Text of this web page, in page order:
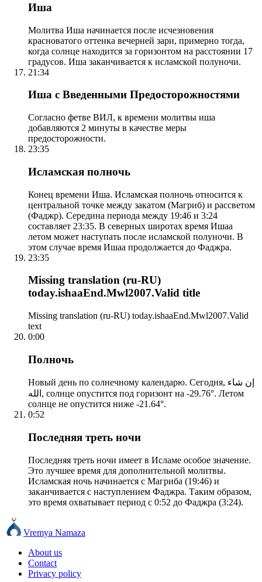
Иша
Молитва Иша начинается после исчезновения
красноватого оттенка вечерней зари, примерно тогда,
когда солнце находится за горизонтом на расстоянии 17
градусов. Иша заканчивается к исламской полуночи.
21:34
Иша с Введенными Предосторожностями
Согласно фетве ВИЛ, к времени молитвы иша
добавляются 2 минуты в качестве меры
предосторожности.
23:35
Исламская полночь
Конец времени Иша. Исламская полночь относится к
центральной точке между закатом (Магриб) и рассветом
(Фаджр). Середина периода между 19:46 и 3:24
составляет 23:35. В северных широтах время Ишаа
летом может наступать после исламской полуночи. В
этом случае время Ишаа продолжается до Фаджра.
23:35
Missing translation (ru-RU)
today.ishaaEnd.Mwl2007.Valid title
Missing translation (ru-RU) today.ishaaEnd.Mwl2007.Valid
text
0:00
Полночь
Новый день по солнечному календарю. Сегодня, إن شاء
الله, солнце опустится под горизонт на -29.76°. Летом
солнце не опустится ниже -21.64°.
0:52
Последняя треть ночи
Последняя треть ночи имеет в Исламе особое значение.
Это лучшее время для дополнительной молитвы.
Исламская ночь начинается с Магриба (19:46) и
заканчивается с наступлением Фаджра. Таким образом,
это время охватывает период с 0:52 до Фаджра (3:24).
Vremya Namaza
About us
Contact
Privacy policy